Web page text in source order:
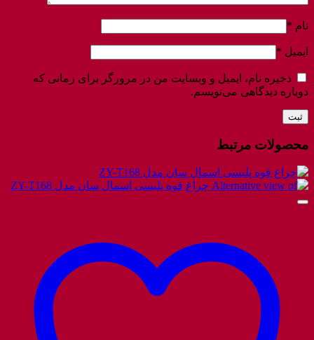
نام *
ایمیل *
ذخیره نام، ایمیل و وبسایت من در مرورگر برای زمانی که
دوباره دیدگاهی می‌نویسم.
محصولات مرتبط